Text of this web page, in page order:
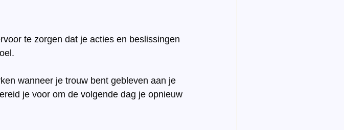
te zorgen dat je acties en beslissingen
wanneer je trouw bent gebleven aan je
je voor om de volgende dag je opnieuw